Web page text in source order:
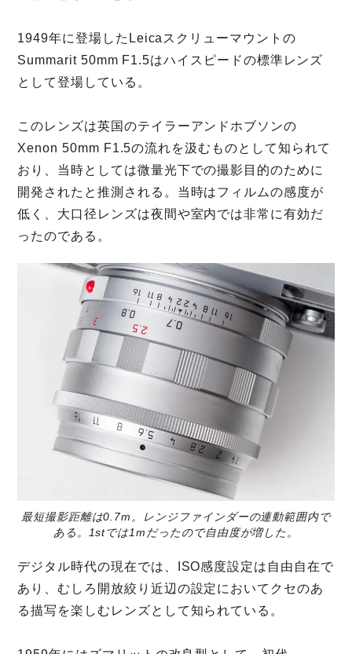
1949年に登場したLeicaスクリューマウントの
Summarit 50mm F1.5はハイスピードの標準レンズ
として登場している。
このレンズは英国のテイラーアンドホブソンの
Xenon 50mm F1.5の流れを汲むものとして知られて
おり、当時としては微量光下での撮影目的のために
開発されたと推測される。当時はフィルムの感度が
低く、大口径レンズは夜間や室内では非常に有効だ
ったのである。
最短撮影距離は0.7m。レンジファインダーの連動範囲内で
ある。1stでは1mだったので自由度が増した。
デジタル時代の現在では、ISO感度設定は自由自在で
あり、むしろ開放絞り近辺の設定においてクセのあ
る描写を楽しむレンズとして知られている。